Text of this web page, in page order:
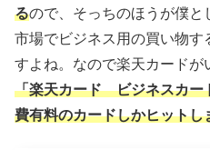
るので、そっちのほうが僕と
市場でビジネス用の買い物す
すよね。なので楽天カードが
「楽天カード ビジネスカー
費有料のカードしかヒットし